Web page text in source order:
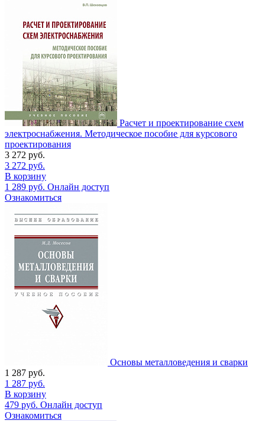
Расчет и проектирование схем
электроснабжения. Методическое пособие для курсового
проектирования
3 272 руб.
3 272 руб.
В корзину
1 289 руб. Онлайн доступ
Ознакомиться
Основы металловедения и сварки
1 287 руб.
1 287 руб.
В корзину
479 руб. Онлайн доступ
Ознакомиться